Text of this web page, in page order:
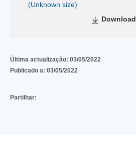
(Unknown size)
Download
Última actualização: 03/05/2022
Publicado a: 03/05/2022
Partilhar: